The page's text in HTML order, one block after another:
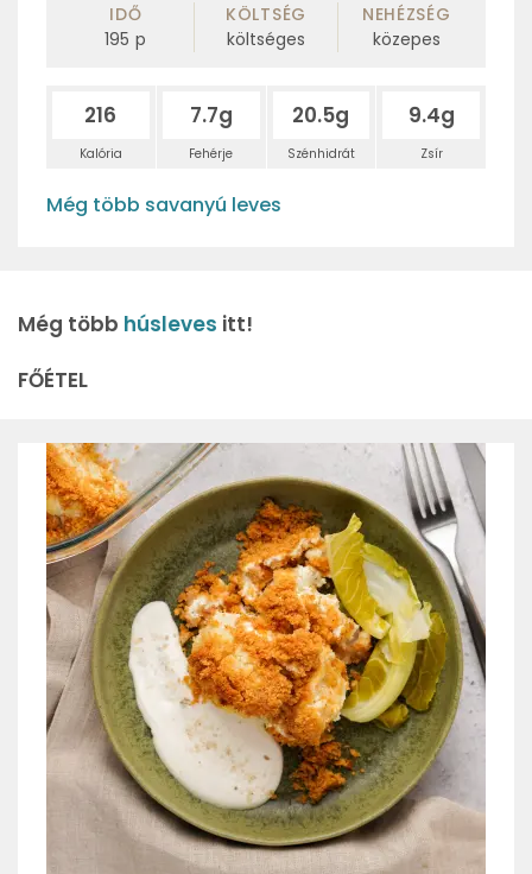
IDŐ
195 p
KÖLTSÉG
költséges
NEHÉZSÉG
közepes
216
Kalória
7.7g
Fehérje
20.5g
Szénhidrát
9.4g
Zsír
Még több savanyú leves
Még több húsleves itt!
FŐÉTEL